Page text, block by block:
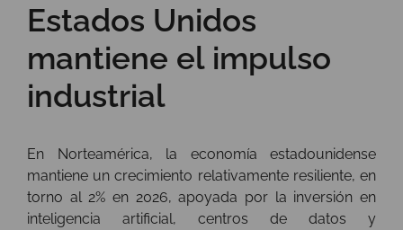
Estados Unidos
mantiene el impulso
industrial
En Norteamérica, la economía estadounidense
mantiene un crecimiento relativamente resiliente, en
torno al 2% en 2026, apoyada por la inversión en
inteligencia artificial, centros de datos y